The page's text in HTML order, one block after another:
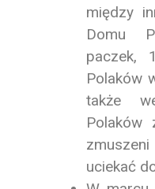
między
Domu
paczek,
Polaków
także
Polaków
uciekać